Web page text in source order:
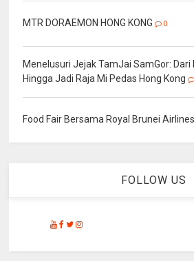
MTR DORAEMON HONG KONG 0
Menelusuri Jejak TamJai SamGor: Dari
Hingga Jadi Raja Mi Pedas Hong Kong
Food Fair Bersama Royal Brunei Airlines
FOLLOW US